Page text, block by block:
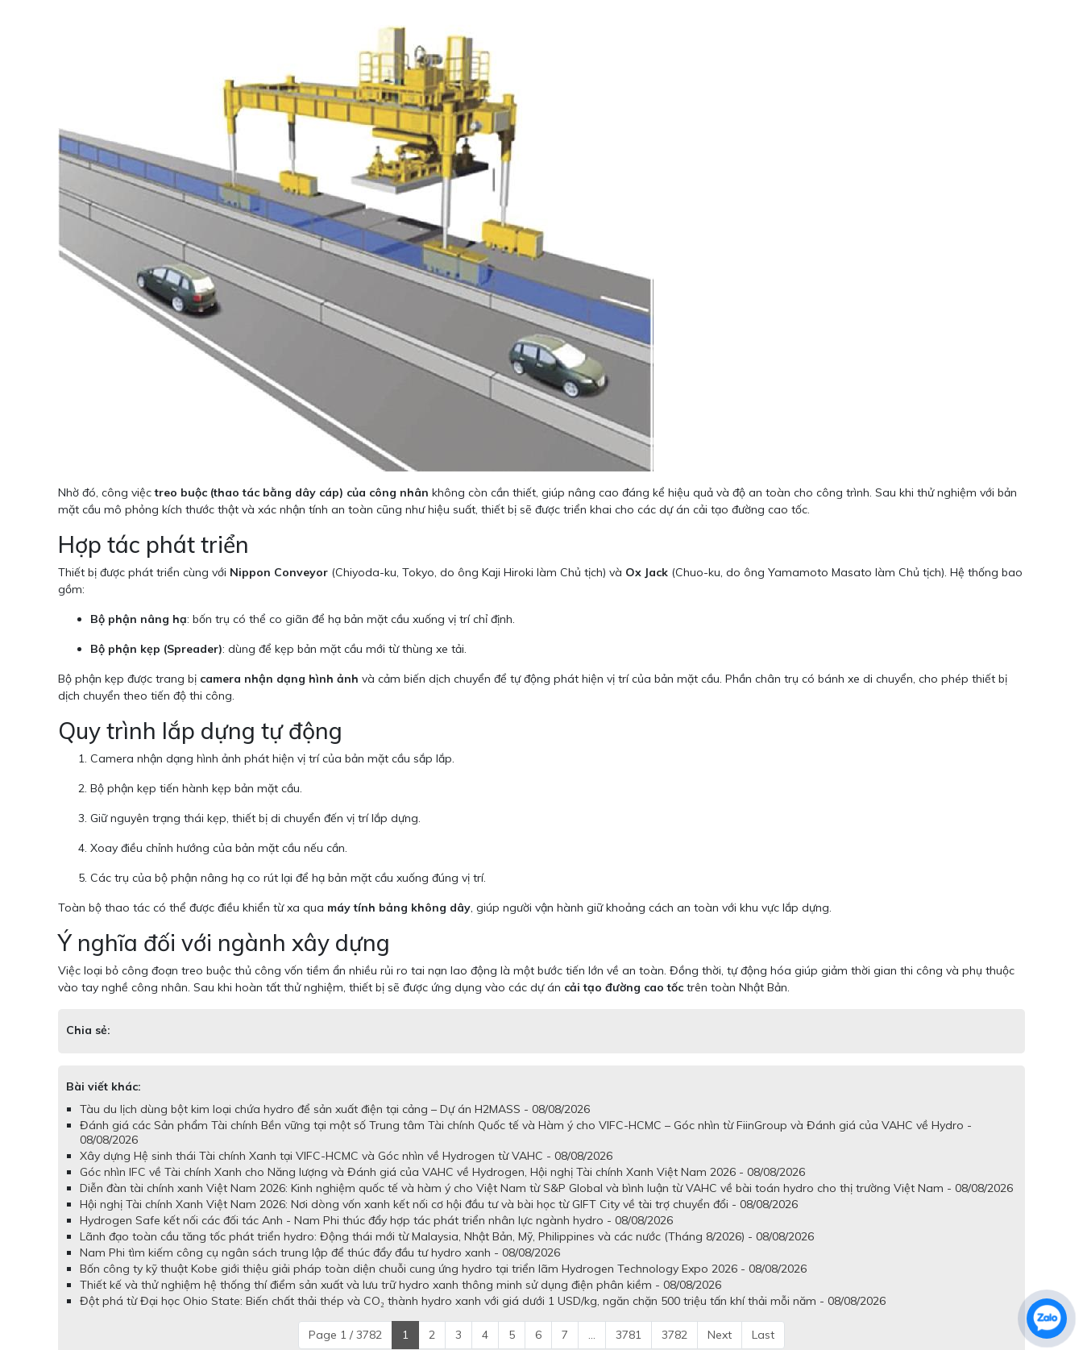
Nhờ đó, công việctreo buộc (thao tác bằng dây cáp) của công nhân không còn cần thiết, giúp nâng cao đáng kể hiệu quả và độ an toàn cho công trình. Sau khi thử nghiệm với bản
mặt cầu mô phỏng kích thước thật và xác nhận tính an toàn cũng như hiệu suất, thiết bị sẽ được triển khai cho các dự án cải tạo đường cao tốc.
Hợp tác phát triển
Thiết bị được phát triển cùng với Nippon Conveyor (Chiyoda-ku, Tokyo, do ông Kaji Hiroki làm Chủ tịch) và Ox Jack (Chuo-ku, do ông Yamamoto Masato làm Chủ tịch). Hệ thống bao
gồm:
Bộ phận nâng hạ: bốn trụ có thể co giãn để hạ bản mặt cầu xuống vị trí chỉ định.
Bộ phận kẹp (Spreader): dùng để kẹp bản mặt cầu mới từ thùng xe tải.
Bộ phận kẹp được trang bị camera nhận dạng hình ảnh và cảm biến dịch chuyển để tự động phát hiện vị trí của bản mặt cầu. Phần chân trụ có bánh xe di chuyển, cho phép thiết bị
dịch chuyển theo tiến độ thi công.
Quy trình lắp dựng tự động
Camera nhận dạng hình ảnh phát hiện vị trí của bản mặt cầu sắp lắp.
Bộ phận kẹp tiến hành kẹp bản mặt cầu.
Giữ nguyên trạng thái kẹp, thiết bị di chuyển đến vị trí lắp dựng.
Xoay điều chỉnh hướng của bản mặt cầu nếu cần.
Các trụ của bộ phận nâng hạ co rút lại để hạ bản mặt cầu xuống đúng vị trí.
Toàn bộ thao tác có thể được điều khiển từ xa qua máy tính bảng không dây, giúp người vận hành giữ khoảng cách an toàn với khu vực lắp dựng.
Ý nghĩa đối với ngành xây dựng
Việc loại bỏ công đoạn treo buộc thủ công vốn tiềm ẩn nhiều rủi ro tai nạn lao động là một bước tiến lớn về an toàn. Đồng thời, tự động hóa giúp giảm thời gian thi công và phụ thuộc
vào tay nghề công nhân. Sau khi hoàn tất thử nghiệm, thiết bị sẽ được ứng dụng vào các dự án cải tạo đường cao tốc trên toàn Nhật Bản.
Chia sẻ:
Bài viết khác:
Tàu du lịch dùng bột kim loại chứa hydro để sản xuất điện tại cảng – Dự án H2MASS - 08/08/2026
Đánh giá các Sản phẩm Tài chính Bền vững tại một số Trung tâm Tài chính Quốc tế và Hàm ý cho VIFC-HCMC – Góc nhìn từ FiinGroup và Đánh giá của VAHC về Hydro -
08/08/2026
Xây dựng Hệ sinh thái Tài chính Xanh tại VIFC-HCMC và Góc nhìn về Hydrogen từ VAHC - 08/08/2026
Góc nhìn IFC về Tài chính Xanh cho Năng lượng và Đánh giá của VAHC về Hydrogen, Hội nghị Tài chính Xanh Việt Nam 2026 - 08/08/2026
Diễn đàn tài chính xanh Việt Nam 2026: Kinh nghiệm quốc tế và hàm ý cho Việt Nam từ S&P Global và bình luận từ VAHC về bài toán hydro cho thị trường Việt Nam - 08/08/2026
Hội nghị Tài chính Xanh Việt Nam 2026: Nơi dòng vốn xanh kết nối cơ hội đầu tư và bài học từ GIFT City về tài trợ chuyển đổi - 08/08/2026
Hydrogen Safe kết nối các đối tác Anh - Nam Phi thúc đẩy hợp tác phát triển nhân lực ngành hydro - 08/08/2026
Lãnh đạo toàn cầu tăng tốc phát triển hydro: Động thái mới từ Malaysia, Nhật Bản, Mỹ, Philippines và các nước (Tháng 8/2026) - 08/08/2026
Nam Phi tìm kiếm công cụ ngân sách trung lập để thúc đẩy đầu tư hydro xanh - 08/08/2026
Bốn công ty kỹ thuật Kobe giới thiệu giải pháp toàn diện chuỗi cung ứng hydro tại triển lãm Hydrogen Technology Expo 2026 - 08/08/2026
Thiết kế và thử nghiệm hệ thống thí điểm sản xuất và lưu trữ hydro xanh thông minh sử dụng điện phân kiềm - 08/08/2026
Đột phá từ Đại học Ohio State: Biến chất thải thép và CO₂ thành hydro xanh với giá dưới 1 USD/kg, ngăn chặn 500 triệu tấn khí thải mỗi năm - 08/08/2026
Page 1 / 3782 1 2 3 4 5 6 7 ... 3781 3782 Next Last